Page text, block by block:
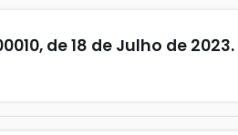
de 18 de Julho de 2023.